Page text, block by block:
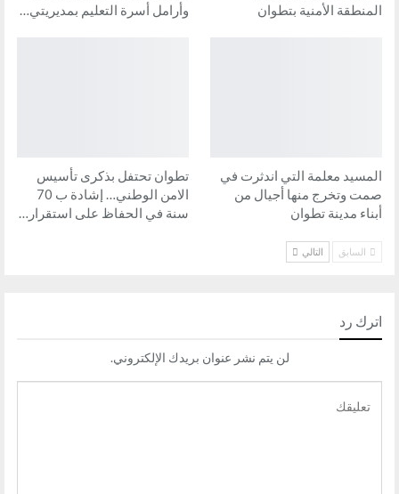
المنطقة الأمنية بتطوان
وأرامل أسرة التعليم بمديريتي…
المسيد معلمة التي اندثرت في
صمت وتخرج منها أجيال من
أبناء مدينة تطوان
تطوان تحتفل بذكرى تأسيس
الامن الوطني… إشادة ب 70
سنة في الحفاظ على استقرار…
السابق التالي
اترك رد
لن يتم نشر عنوان بريدك الإلكتروني.